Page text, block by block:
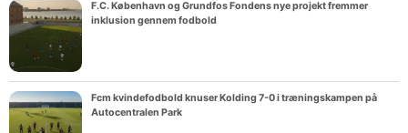
F.C. København og Grundfos Fondens nye projekt fremmer
inklusion gennem fodbold
Fcm kvindefodbold knuser Kolding 7-0 i træningskampen på
Autocentralen Park